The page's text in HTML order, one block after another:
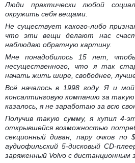
Люди практически любой
окружить себя вещами.
Не существует какого-либо
что эти вещи делают нас
наблюдаю обратную картину.
Мне понадобилось 15 лет,
несущественного, что я так
начать жить шире, свободнее,
Всё началось в 1998 году. Я и
консалтинговую компанию за
казалось, я не заработаю за всю
Получив такую сумму, я купил 4-
открывшейся возможностью
секционный диван, пару очков
аудиофильский 5-дисковый CD-
заряженный Volvo с дистанционным